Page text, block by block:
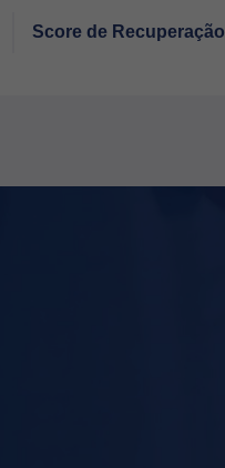
Score de Recuperação